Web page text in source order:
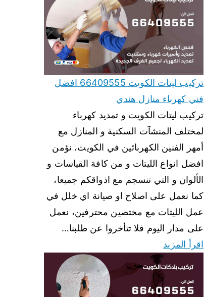
تركيب ليتات الكويت 66409555 افضل
فني كهرباء منازل هندي
تركيب ليتات الكويت و تمديد كهرباء
لمختلف المنشآت السكنية و المنازل مع
أمهر الفنين الكهربائين في الكويت، نؤمن
افضل انواع الليتات و من كافة القياسات و
الألوان و التي تنسجم مع اذواقكم جميعا،
كما نعمل على اصلاح او صيانة اي خلل في
عمل الليتات مع مختصين محترفين، نعمل
على مدار اليوم فلا تتأخروا عن طلبنا…
اقرأ المزيد